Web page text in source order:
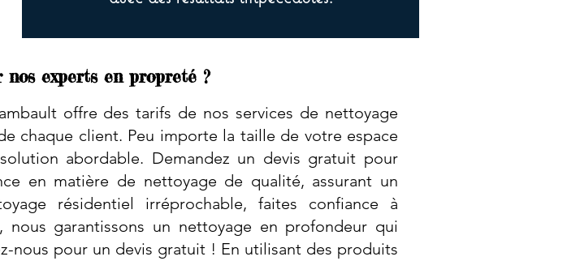
experts en propreté ?
offre des tarifs de nos services de nettoyage
chaque client. Peu importe la taille de votre espace
abordable. Demandez un devis gratuit pour
en matière de nettoyage de qualité, assurant un
résidentiel irréprochable, faites confiance à
garantissons un nettoyage en profondeur qui
nous pour un devis gratuit ! En utilisant des produits